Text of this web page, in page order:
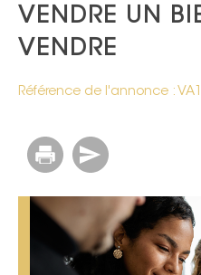
VENDRE UN
VENDRE
Référence de l'annonce :